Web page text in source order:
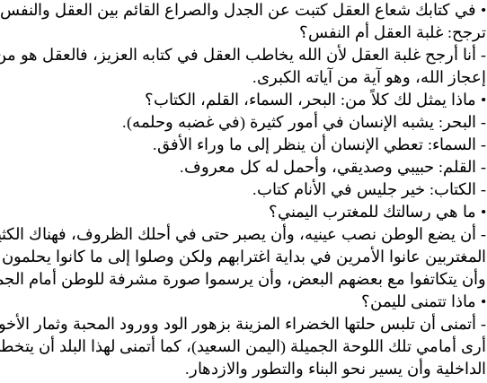
• في كتابك شعاع العقل كتبت عن الجدل والصراع القائم بين العقل
ترجح: غلبة العقل أم النفس؟
- أنا أرجح غلبة العقل لأن الله يخاطب العقل في كتابه العزيز، فالعقل هو
إعجاز الله، وهو آية من آياته الكبرى.
• ماذا يمثل لك كلاً من: البحر، السماء، القلم، الكتاب؟
- البحر: يشبه الإنسان في أمور كثيرة (في غضبه وحلمه).
- السماء: تعطي الإنسان أن ينظر إلى ما وراء الأفق.
- القلم: حبيبي وصديقي، وأحمل له كل معروف.
- الكتاب: خير جليس في الأنام كتاب.
• ما هي رسالتك للمغترب اليمني؟
- أن يضع الوطن نصب عينيه، وأن يصبر حتى في أحلك الظروف، فهناك
المغتربين عانوا الأمرين في بداية اغترابهم ولكن وصلوا إلى ما كانوا
وأن يتكاتفوا مع بعضهم البعض، وأن يرسموا صورة مشرفة للوطن أمام
• ماذا تتمنى لليمن؟
- أتمنى أن تلبس حلتها الخضراء المزينة بزهور الود وورود المحبة وثمار
أرى أمامي تلك اللوحة الجميلة (اليمن السعيد)، كما أتمنى لهذا البلد أن
الداخلية وأن يسير نحو البناء والتطور والازدهار.